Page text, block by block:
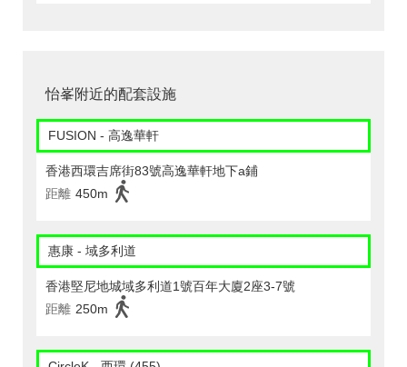
怡峯附近的配套設施
FUSION - 高逸華軒
香港西環吉席街83號高逸華軒地下a鋪
距離 450m
惠康 - 域多利道
香港堅尼地城域多利道1號百年大廈2座3-7號
距離 250m